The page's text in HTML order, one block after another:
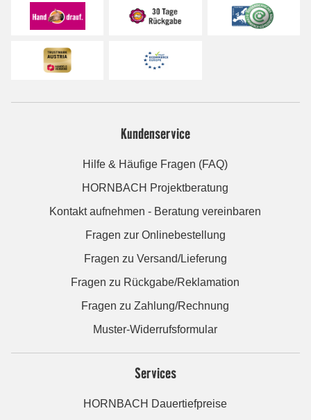
Kundenservice
Hilfe & Häufige Fragen (FAQ)
HORNBACH Projektberatung
Kontakt aufnehmen - Beratung vereinbaren
Fragen zur Onlinebestellung
Fragen zu Versand/Lieferung
Fragen zu Rückgabe/Reklamation
Fragen zu Zahlung/Rechnung
Muster-Widerrufsformular
Services
HORNBACH Dauertiefpreise